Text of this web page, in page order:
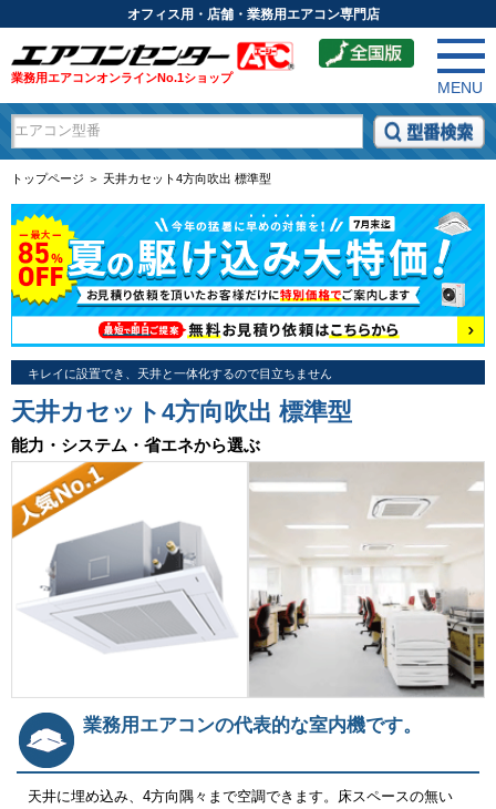
オフィス用・店舗・業務用エアコン専門店
業務用エアコンオンラインNo.1ショップ
MENU
トップページ ＞ 天井カセット4方向吹出 標準型
キレイに設置でき、天井と一体化するので目立ちません
天井カセット4方向吹出 標準型
能力・システム・省エネから選ぶ
業務用エアコンの代表的な室内機です。
天井に埋め込み、4方向隅々まで空調できます。床スペースの無い